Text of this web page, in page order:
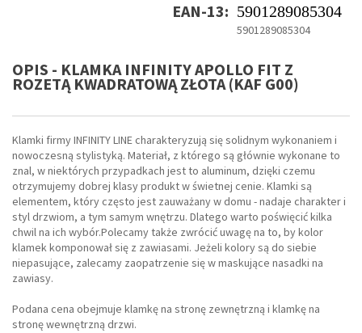
EAN-13: 5901289085304
5901289085304
OPIS - KLAMKA INFINITY APOLLO FIT Z
ROZETĄ KWADRATOWĄ ZŁOTA (KAF G00)
Klamki firmy INFINITY LINE charakteryzują się solidnym wykonaniem i
nowoczesną stylistyką. Materiał, z którego są głównie wykonane to
znal, w niektórych przypadkach jest to aluminum, dzięki czemu
otrzymujemy dobrej klasy produkt w świetnej cenie. Klamki są
elementem, który często jest zauważany w domu - nadaje charakter i
styl drzwiom, a tym samym wnętrzu. Dlatego warto poświęcić kilka
chwil na ich wybór.Polecamy także zwrócić uwagę na to, by kolor
klamek komponował się z zawiasami. Jeżeli kolory są do siebie
niepasujące, zalecamy zaopatrzenie się w maskujące nasadki na
zawiasy.
Podana cena obejmuje klamkę na stronę zewnętrzną i klamkę na
stronę wewnętrzną drzwi.